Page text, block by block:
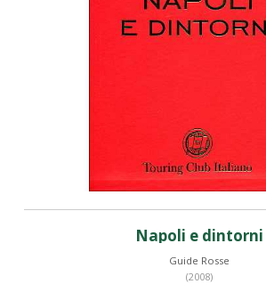
Napoli e dintorni
Guide Rosse
(2008)